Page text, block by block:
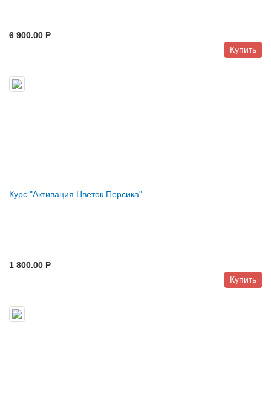
6 900.00 P
Купить
Курс "Активация Цветок Персика"
1 800.00 P
Купить